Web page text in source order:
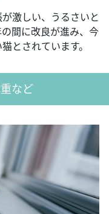
激しい、うるさいと
間に改良が進み、今
とされています。
など